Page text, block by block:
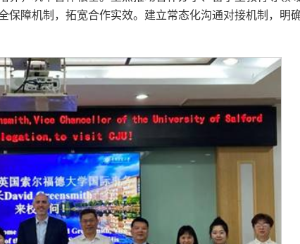
障机制，拓宽合作实效。建立常态化沟通对接机制，明